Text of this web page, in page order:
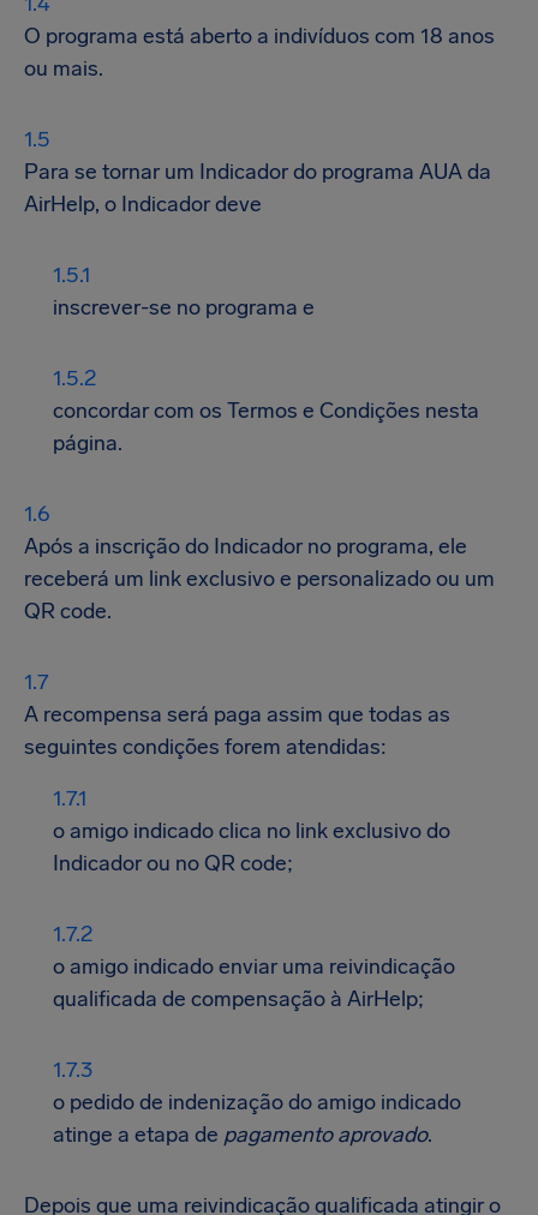
O programa está aberto a indivíduos com 18 anos
ou mais.
Para se tornar um Indicador do programa AUA da
AirHelp, o Indicador deve
inscrever-se no programa e
concordar com os Termos e Condições nesta
página.
Após a inscrição do Indicador no programa, ele
receberá um link exclusivo e personalizado ou um
QR code.
A recompensa será paga assim que todas as
seguintes condições forem atendidas:
o amigo indicado clica no link exclusivo do
Indicador ou no QR code;
o amigo indicado enviar uma reivindicação
qualificada de compensação à AirHelp;
o pedido de indenização do amigo indicado
atinge a etapa de pagamento aprovado.
Depois que uma reivindicação qualificada atingir o